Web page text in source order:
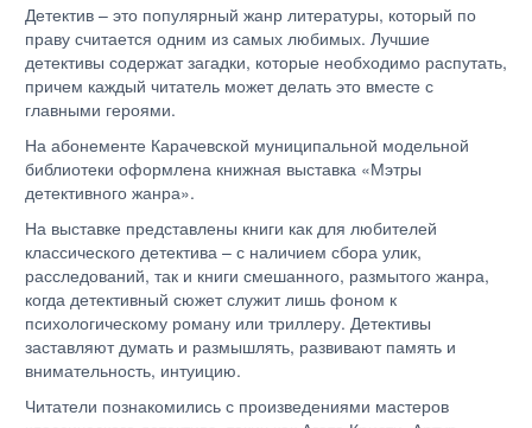
Детектив – это популярный жанр литературы, который по
праву считается одним из самых любимых. Лучшие
детективы содержат загадки, которые необходимо распутать,
причем каждый читатель может делать это вместе с
главными героями.
На абонементе Карачевской муниципальной модельной
библиотеки оформлена книжная выставка «Мэтры
детективного жанра».
На выставке представлены книги как для любителей
классического детектива – с наличием сбора улик,
расследований, так и книги смешанного, размытого жанра,
когда детективный сюжет служит лишь фоном к
психологическому роману или триллеру. Детективы
заставляют думать и размышлять, развивают память и
внимательность, интуицию.
Читатели познакомились с произведениями мастеров